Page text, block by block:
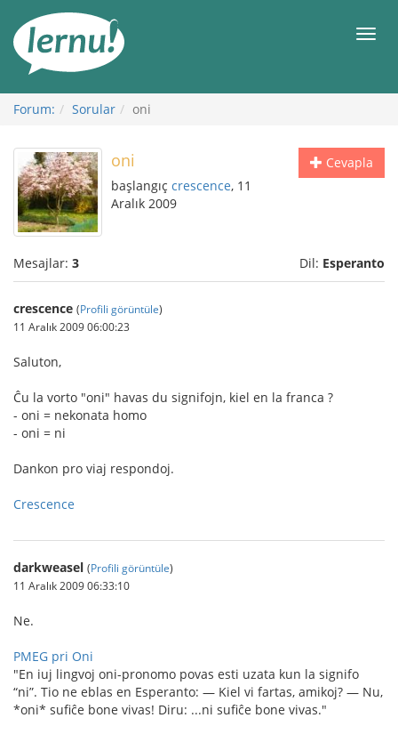
Görüntüleme
Forum: Sorular oni
Cevapla
oni
başlangıç crescence, 11
Aralık 2009
Mesajlar: 3 Dil: Esperanto
crescence (Profili görüntüle)
11 Aralık 2009 06:00:23
Saluton,
Ĉu la vorto "oni" havas du signifojn, kiel en la franca ?
- oni = nekonata homo
- oni = ni
Dankon pro viaj respondoj.
Crescence
darkweasel (Profili görüntüle)
11 Aralık 2009 06:33:10
Ne.
PMEG pri Oni
"En iuj lingvoj oni-pronomo povas esti uzata kun la signifo
“ni”. Tio ne eblas en Esperanto: — Kiel vi fartas, amikoj? — Nu,
*oni* sufiĉe bone vivas! Diru: ...ni sufiĉe bone vivas."